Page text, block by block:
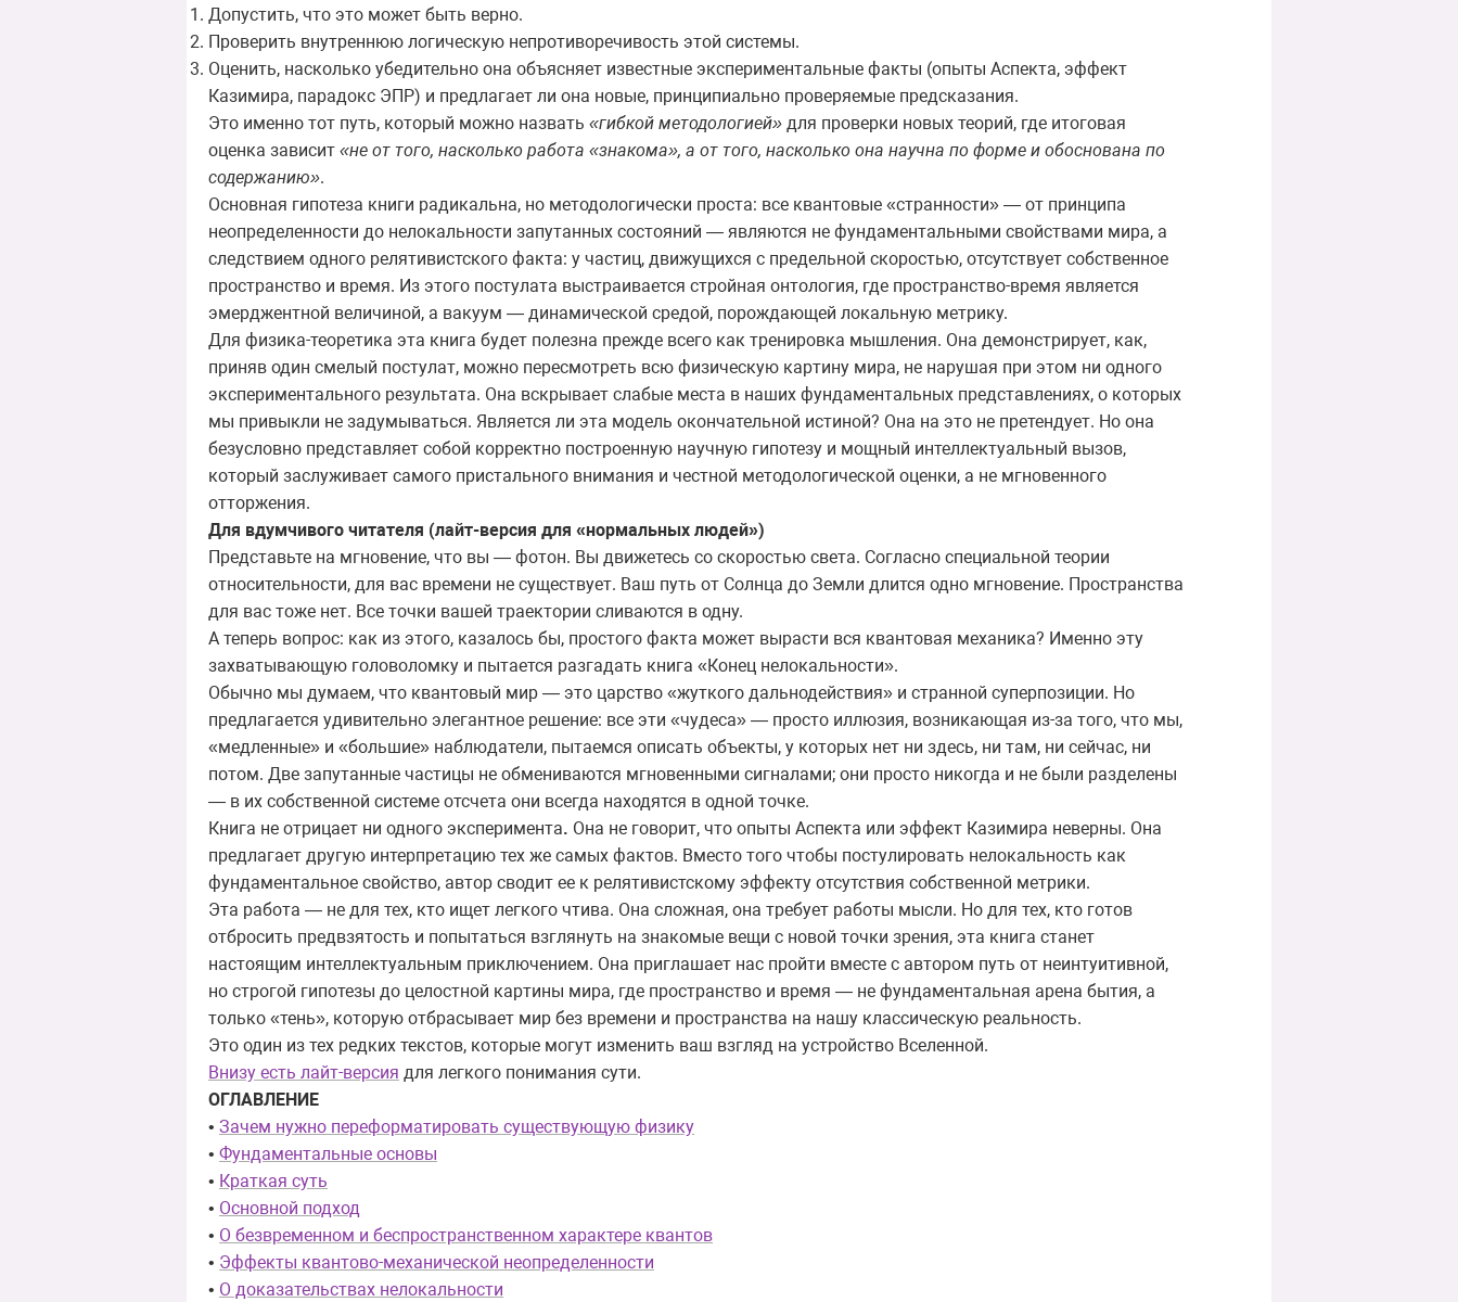
Допустить, что это может быть верно.
Проверить внутреннюю логическую непротиворечивость этой системы.
Оценить, насколько убедительно она объясняет известные экспериментальные факты (опыты Аспекта, эффект
Казимира, парадокс ЭПР) и предлагает ли она новые, принципиально проверяемые предсказания.
Это именно тот путь, который можно назвать «гибкой методологией» для проверки новых теорий, где итоговая
оценка зависит «не от того, насколько работа «знакома», а от того, насколько она научна по форме и обоснована по
содержанию».
Основная гипотеза книги радикальна, но методологически проста: все квантовые «странности» — от принципа
неопределенности до нелокальности запутанных состояний — являются не фундаментальными свойствами мира, а
следствием одного релятивистского факта: у частиц, движущихся с предельной скоростью, отсутствует собственное
пространство и время. Из этого постулата выстраивается стройная онтология, где пространство-время является
эмерджентной величиной, а вакуум — динамической средой, порождающей локальную метрику.
Для физика-теоретика эта книга будет полезна прежде всего как тренировка мышления. Она демонстрирует, как,
приняв один смелый постулат, можно пересмотреть всю физическую картину мира, не нарушая при этом ни одного
экспериментального результата. Она вскрывает слабые места в наших фундаментальных представлениях, о которых
мы привыкли не задумываться. Является ли эта модель окончательной истиной? Она на это не претендует. Но она
безусловно представляет собой корректно построенную научную гипотезу и мощный интеллектуальный вызов,
который заслуживает самого пристального внимания и честной методологической оценки, а не мгновенного
отторжения.
Для вдумчивого читателя (лайт-версия для «нормальных людей»)
Представьте на мгновение, что вы — фотон. Вы движетесь со скоростью света. Согласно специальной теории
относительности, для вас времени не существует. Ваш путь от Солнца до Земли длится одно мгновение. Пространства
для вас тоже нет. Все точки вашей траектории сливаются в одну.
А теперь вопрос: как из этого, казалось бы, простого факта может вырасти вся квантовая механика? Именно эту
захватывающую головоломку и пытается разгадать книга «Конец нелокальности».
Обычно мы думаем, что квантовый мир — это царство «жуткого дальнодействия» и странной суперпозиции. Но
предлагается удивительно элегантное решение: все эти «чудеса» — просто иллюзия, возникающая из-за того, что мы,
«медленные» и «большие» наблюдатели, пытаемся описать объекты, у которых нет ни здесь, ни там, ни сейчас, ни
потом. Две запутанные частицы не обмениваются мгновенными сигналами; они просто никогда и не были разделены
— в их собственной системе отсчета они всегда находятся в одной точке.
Книга не отрицает ни одного эксперимента. Она не говорит, что опыты Аспекта или эффект Казимира неверны. Она
предлагает другую интерпретацию тех же самых фактов. Вместо того чтобы постулировать нелокальность как
фундаментальное свойство, автор сводит ее к релятивистскому эффекту отсутствия собственной метрики.
Эта работа — не для тех, кто ищет легкого чтива. Она сложная, она требует работы мысли. Но для тех, кто готов
отбросить предвзятость и попытаться взглянуть на знакомые вещи с новой точки зрения, эта книга станет
настоящим интеллектуальным приключением. Она приглашает нас пройти вместе с автором путь от неинтуитивной,
но строгой гипотезы до целостной картины мира, где пространство и время — не фундаментальная арена бытия, а
только «тень», которую отбрасывает мир без времени и пространства на нашу классическую реальность.
Это один из тех редких текстов, которые могут изменить ваш взгляд на устройство Вселенной.
Внизу есть лайт-версия для легкого понимания сути.
ОГЛАВЛЕНИЕ
• Зачем нужно переформатировать существующую физику
• Фундаментальные основы
• Краткая суть
• Основной подход
• О безвременном и беспространственном характере квантов
• Эффекты квантово-механической неопределенности
• О доказательствах нелокальности